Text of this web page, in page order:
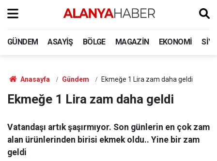
GÜNDEM ASAYIŞ BÖLGE MAGAZIN EKONOMI
Anasayfa Gündem Ekmeğe 1 Lira zam daha geldi
Ekmeğe 1 Lira zam daha geldi
Vatandaşı artık şaşırmıyor. Son günlerin en çok zam
alan ürünlerinden birisi ekmek oldu.. Yine bir zam
geldi